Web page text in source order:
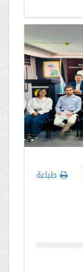
طباعة